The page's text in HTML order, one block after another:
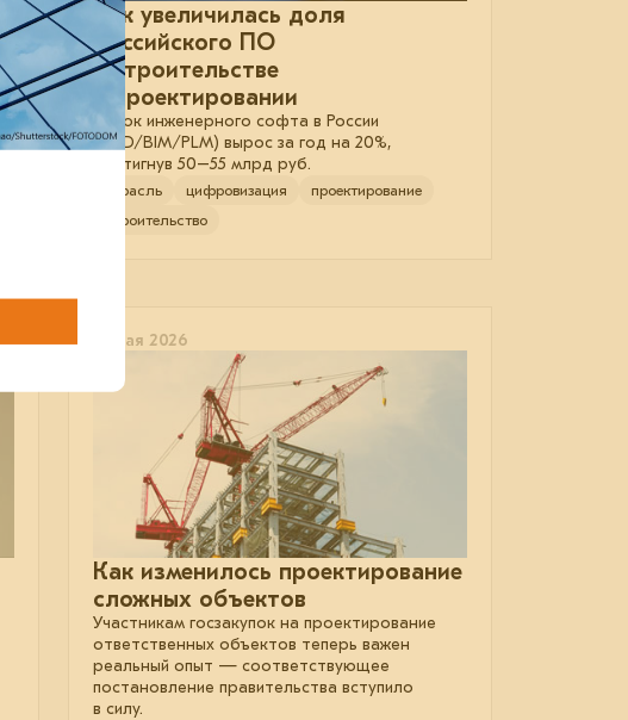
Как увеличилась доля
российского ПО
в строительстве
и проектировании
Рынок инженерного софта в России
(CAD/BIM/PLM) вырос за год на 20%,
достигнув 50–55 млрд руб.
отрасль цифровизация
проектирование
строительство
21 мая 2026
Как изменилось проектирование
сложных объектов
Участникам госзакупок на проектирование
ответственных объектов теперь важен
реальный опыт — соответствующее
постановление правительства вступило
в силу.